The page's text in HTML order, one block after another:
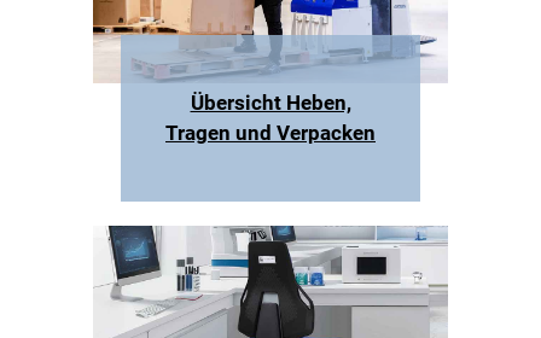
Übersicht Heben,
Tragen und Verpacken